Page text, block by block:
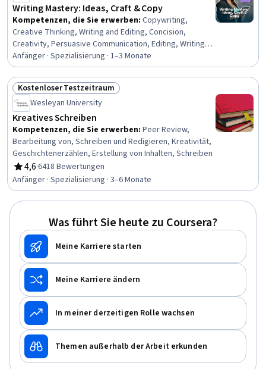
Writing Mastery: Ideas, Craft & Copy
Kompetenzen, die Sie erwerben: Copywriting,
Creative Thinking, Writing and Editing, Concision,
Creativity, Persuasive Communication, Editing, Writing,
Storytelling, Grammar, Blogs, Business Writing,
Marketing Materials, Content Creation, Journals, Growth
Mindedness, Content Marketing, Value Propositions,
Empowerment, Social Media Content
Anfänger · Spezialisierung · 1–3 Monate
Status: Kostenloser Testzeitraum
Kostenloser Testzeitraum
Wesleyan University
Kreatives Schreiben
Kompetenzen, die Sie erwerben: Peer Review,
Bearbeitung von, Schreiben und Redigieren, Kreativität,
Geschichtenerzählen, Erstellung von Inhalten, Schreiben
4,6
Bewertung, 4,6 von 5 Sternen
·6418 Bewertungen
Anfänger · Spezialisierung · 3–6 Monate
Was führt Sie heute zu Coursera?
Meine Karriere starten
Meine Karriere ändern
In meiner derzeitigen Rolle wachsen
Themen außerhalb der Arbeit erkunden